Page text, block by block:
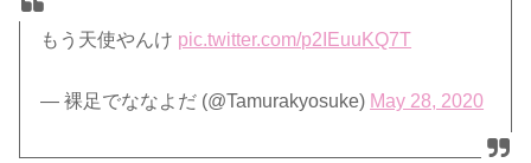
もう天使やんけ pic.twitter.com/p2IEuuKQ7T
— 裸足でななよだ (@Tamurakyosuke) May 28, 2020